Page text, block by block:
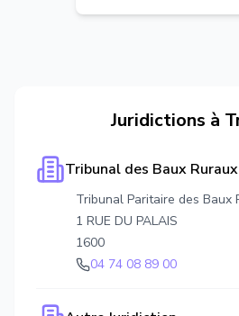
Juridictions à
Tribunal des Baux Ruraux
Tribunal Paritaire des Baux
1 RUE DU PALAIS
1600
04 74 08 89 00